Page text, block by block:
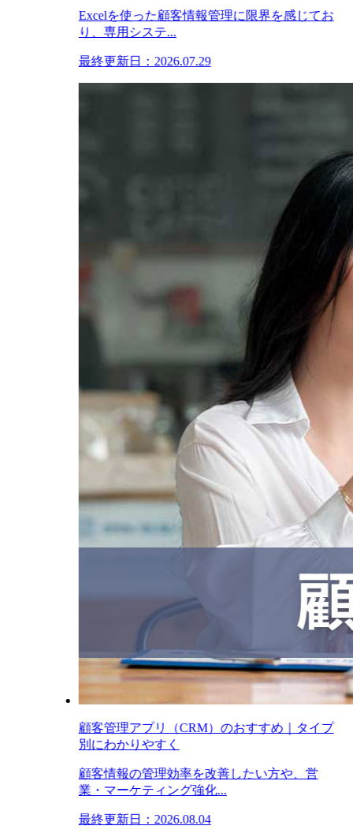
Excelを使った顧客情報管理に限界を感じてお
り、専用システ...
最終更新日：2026.07.29
顧客管理アプリ（CRM）のおすすめ｜タイプ
別にわかりやすく
顧客情報の管理効率を改善したい方や、営
業・マーケティング強化...
最終更新日：2026.08.04